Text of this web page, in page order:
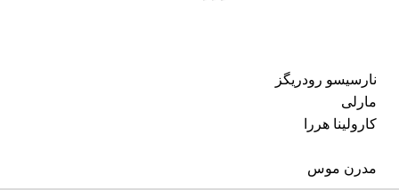
نارسیسو رودریگز
مارلی
کارولینا هررا
مدرن موس